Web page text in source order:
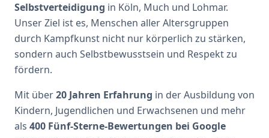
Selbstverteidigung in Köln, Much und Lohmar.
Unser Ziel ist es, Menschen aller Altersgruppen
durch Kampfkunst nicht nur körperlich zu stärken,
sondern auch Selbstbewusstsein und Respekt zu
fördern.
Mit über20 Jahren Erfahrung in der Ausbildung von
Kindern, Jugendlichen und Erwachsenen und mehr
als 400 Fünf-Sterne-Bewertungen bei Google